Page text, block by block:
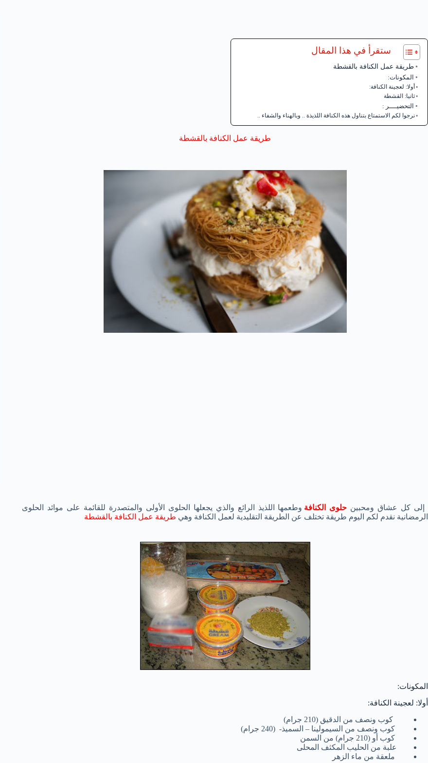
ستقرأ في هذا المقال
طريقة عمل الكنافة بالقشطة
المكونات:
أولا: لعجينة الكنافة:
ثانيا: القشطة
التحضيــــر :
نرجوا لكم الاستمتاع بتناول هذه الكنافة اللذيذة .. وبالهناء والشفاء ..
طريقة عمل الكنافة بالقشطة
إلى كل عشاق ومحبين حلوى الكنافة وطعمها اللذيذ الرائع والذي يجعلها الحلوى الأولى والمتصدرة للقائمة على موائد الحلوى
الرمضانية نقدم لكم اليوم طريقة تختلف عن الطريقة التقليدية لعمل الكنافة وهي طريقة عمل الكنافة بالقشطة
المكونات:
أولا: لعجينة الكنافة:
كوب ونصف من الدقيق (210 جرام)
كوب ونصف من السيمولينا – السميذ- (240 جرام)
كوب أو (210 جرام) من السمن
علبة من الحليب المكثف المحلى
ملعقة من ماء الزهر